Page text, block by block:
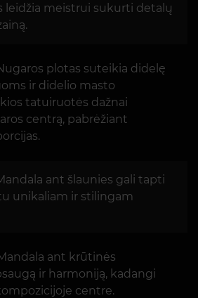
leidžia meistrui sukurti detalų
plotas suteikia didelę
ir didelio masto
tatuiruotės dažnai
centrą, pabrėžiant
ant šlaunies gali tapti
unikaliam ir stilingam
ant krūtinės
ir harmoniją, kadangi
centre.